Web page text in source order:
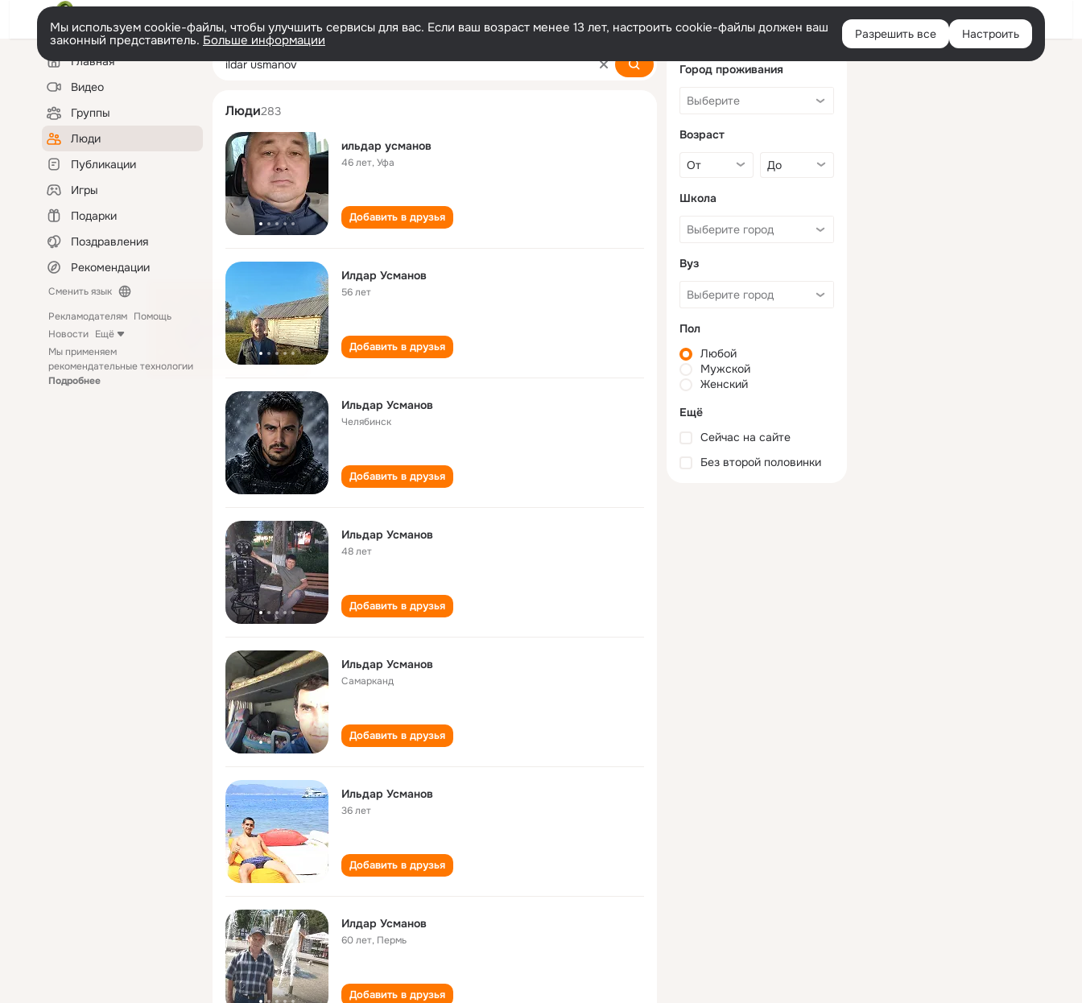
Войти
Мы используем cookie-файлы, чтобы улучшить сервисы для вас. Если ваш возраст менее 13 лет, настроить cookie-файлы должен ваш
законный представитель. Больше информации Разрешить все Настроить
Левая
колонкаГлавная
Видео
Группы
Люди
Публикации
Игры
Подарки
Поздравления
Рекомендации
Сменить язык
Рекламодателям Помощь
Новости Ещё
Мы применяем
рекомендательные технологии
Подробнее
ildar usmanov
Люди283
ильдар усманов
46 лет,Уфа
Добавить в друзья
Илдар Усманов
56 лет
Добавить в друзья
Ильдар Усманов
Челябинск
Добавить в друзья
Ильдар Усманов
48 лет
Добавить в друзья
Ильдар Усманов
Самарканд
Добавить в друзья
Ильдар Усманов
36 лет
Добавить в друзья
Илдар Усманов
60 лет, Пермь
Добавить в друзья
Город проживания
Возраст
Школа
Вуз
Пол
Любой
Мужской
Женский
Ещё
Сейчас на сайте
Без второй половинки